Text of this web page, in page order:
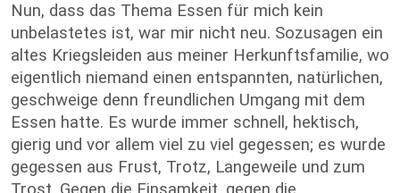
Nun, dass das Thema Essen für mich kein
unbelastetes ist, war mir nicht neu. Sozusagen ein
altes Kriegsleiden aus meiner Herkunftsfamilie, wo
eigentlich niemand einen entspannten, natürlichen,
geschweige denn freundlichen Umgang mit dem
Essen hatte. Es wurde immer schnell, hektisch,
gierig und vor allem viel zu viel gegessen; es wurde
gegessen aus Frust, Trotz, Langeweile und zum